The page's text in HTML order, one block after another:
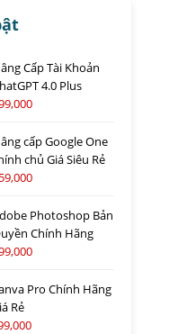
Cấp Tài Khoản
4.0 Plus
cấp Google One
chủ Giá Siêu Rẻ
Photoshop Bản
Chính Hãng
Pro Chính Hãng
Rẻ